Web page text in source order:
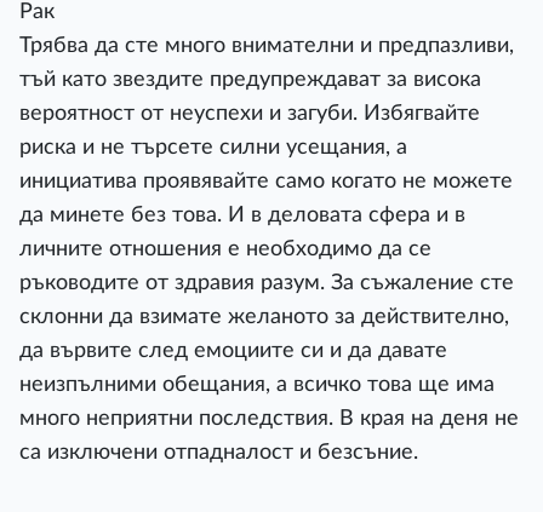
Рак
Трябва да сте много внимателни и предпазливи,
тъй като звездите предупреждават за висока
вероятност от неуспехи и загуби. Избягвайте
риска и не търсете силни усещания, а
инициатива проявявайте само когато не можете
да минете без това. И в деловата сфера и в
личните отношения е необходимо да се
ръководите от здравия разум. За съжаление сте
склонни да взимате желаното за действително,
да вървите след емоциите си и да давате
неизпълними обещания, а всичко това ще има
много неприятни последствия. В края на деня не
са изключени отпадналост и безсъние.